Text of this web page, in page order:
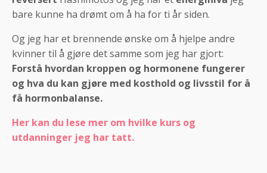
bare kunne ha drømt om å ha for ti år siden.
Og jeg har et brennende ønske om å hjelpe andre
kvinner til å gjøre det samme som jeg har gjort:
Forstå hvordan kroppen og hormonene fungerer
og hva du kan gjøre med kosthold og livsstil for å
få hormonbalanse.
Her kan du lese mer om hvilke kurs og
utdanninger jeg har tatt.